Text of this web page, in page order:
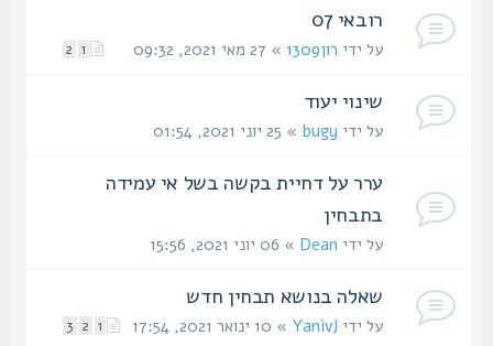
רובאי 07
2 על ידירון1309 » 27 מאי 2021, 09:32
שינוי יעוד
על ידיbugy» 25 יוני 2021, 01:54
ערר על דחיית בקשה בשל אי עמידה
בתבחין
על ידיDean» 06 יוני 2021, 15:56
שאלה בנושא תבחין חדש
1
2
3 על ידיYanivJ» 10 ינואר 2021, 17:54